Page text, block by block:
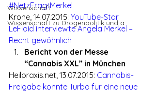
Wissenschaft
Wissenschaft zu Drogenpolitik und a
#NetzFragtMerkel
Krone, 14.07.2015: YouTube-Star
LeFloid interviewte Angela Merkel –
Recht gewöhnlich
Bericht von der Messe
“Cannabis XXL” in München
Heilpraxis.net, 13.07.2015: Cannabis-
Freigabe könnte Turbo für eine neue